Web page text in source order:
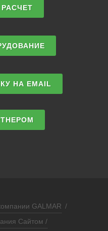
НА EMAIL
GALMAR /
Сайтом /